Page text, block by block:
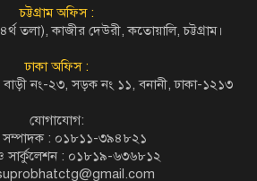
চট্টগ্রাম অফিস :
তলা), কাজীর দেউরী, কতোয়ালি, চট্টগ্রাম।
ঢাকা অফিস :
বাড়ী নং-২৩, সড়ক নং ১১, বনানী, ঢাকা-১২১৩
যোগাযোগ:
সম্পাদক : ০১৮১১-৩৯৪৮২১
সার্কুলেশন : ০১৮১৯-৬৩৬৮১২